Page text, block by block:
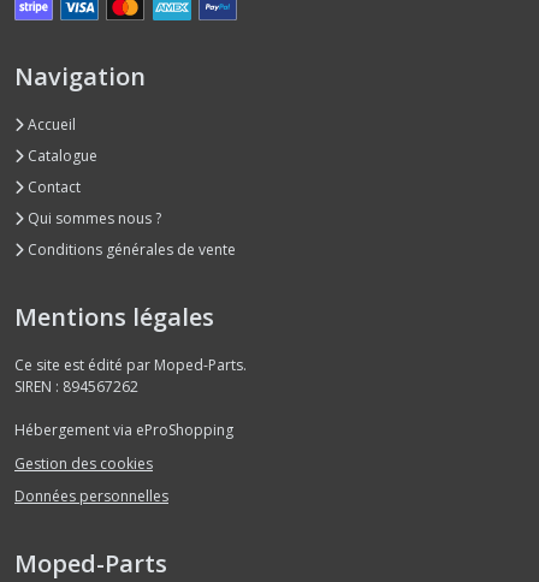
Navigation
Accueil
Catalogue
Contact
Qui sommes nous ?
Conditions générales de vente
Mentions légales
Ce site est édité par Moped-Parts.
SIREN : 894567262
Hébergement via eProShopping
Gestion des cookies
Données personnelles
Moped-Parts